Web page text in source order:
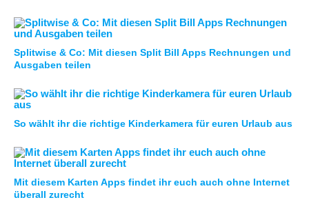
Splitwise & Co: Mit diesen Split Bill Apps Rechnungen und
Ausgaben teilen
So wählt ihr die richtige Kinderkamera für euren Urlaub aus
Mit diesem Karten Apps findet ihr euch auch ohne Internet
überall zurecht